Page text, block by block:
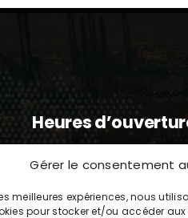
Gérer le consentement
meilleures expériences, nous
pour stocker et/ou accéder
Heures
Lundi : 8h-17h
Mardi : 8h-17h
Mercredi : 8h-17h
Jeudi : 8h-17h